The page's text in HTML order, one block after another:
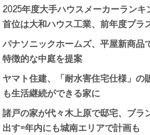
2025年度大手ハウスメーカーラン
首位は大和ハウス工業、前年度プラ
パナソニックホームズ、平屋新商品
特徴的な中庭を提案
ヤマト住建、「耐水害住宅仕様」の
も生活継続ができる家に
諸戸の家が代々木上原で邸宅、ブラ
出す=年内にも城南エリアで計画も